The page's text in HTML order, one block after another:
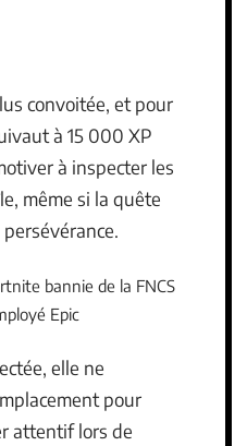
convoitée, et pour
à 15 000 XP
à inspecter les
même si la quête
bannie de la FNCS
Epic
elle ne
pour
attentif lors de